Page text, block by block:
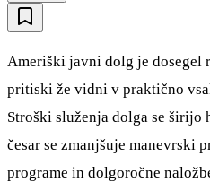
Ameriški javni dolg je dosegel
pritiski že vidni v praktično
Stroški služenja dolga se
česar se zmanjšuje manevrski
programe in dolgoročne